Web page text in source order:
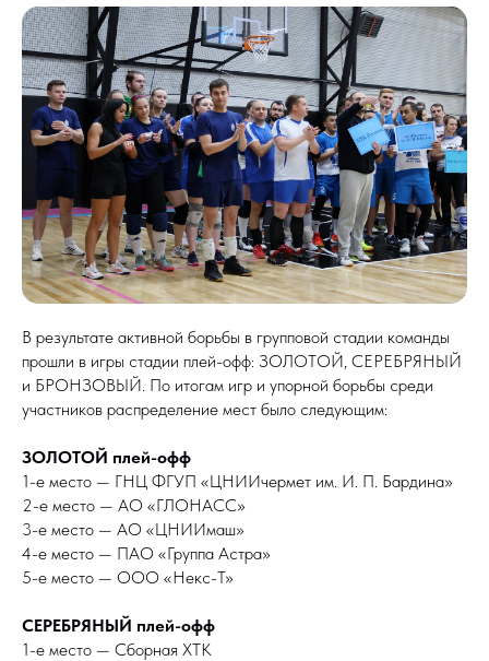
В результате активной борьбы в групповой стадии команды
прошли в игры стадии плей-офф: ЗОЛОТОЙ, СЕРЕБРЯНЫЙ
и БРОНЗОВЫЙ. По итогам игр и упорной борьбы среди
участников распределение мест было следующим:
ЗОЛОТОЙ плей-офф
1-е место — ГНЦ ФГУП «ЦНИИчермет им. И. П. Бардина»
2-е место — АО «ГЛОНАСС»
3-е место — АО «ЦНИИмаш»
4-е место — ПАО «Группа Астра»
5-е место — ООО «Некс-Т»
СЕРЕБРЯНЫЙ плей-офф
1-е место — Сборная ХТК